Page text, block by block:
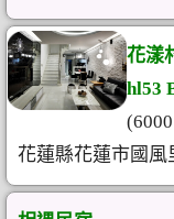
花漾
hl53
花蓮縣花蓮市國風